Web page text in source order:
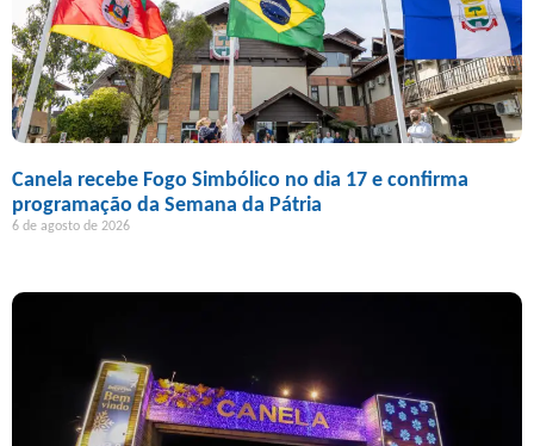
Canela recebe Fogo Simbólico no dia 17 e confirma
programação da Semana da Pátria
6 de agosto de 2026